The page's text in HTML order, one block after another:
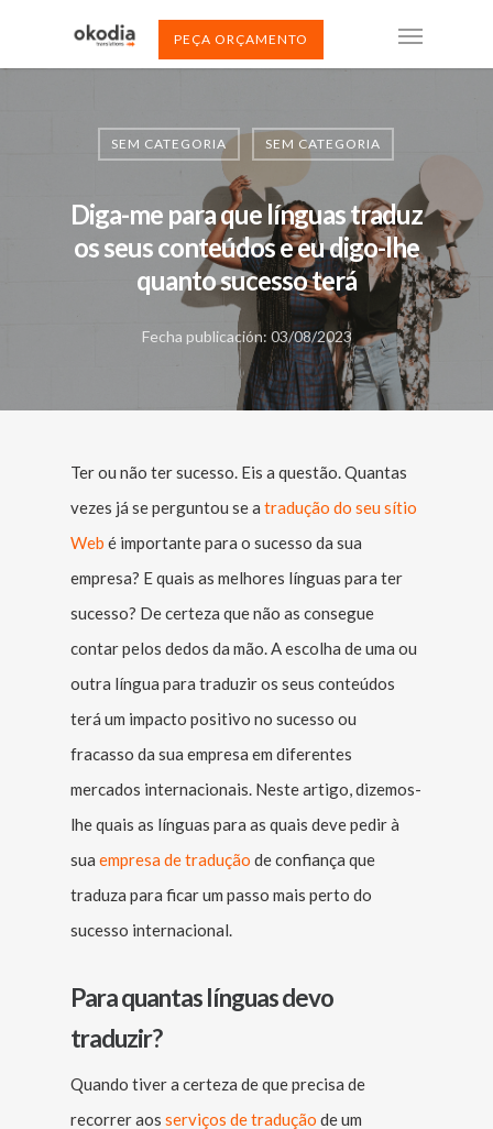
PEÇA ORÇAMENTO
SEM CATEGORIA SEM CATEGORIA
Diga-me para que línguas traduz
os seus conteúdos e eu digo-lhe
quanto sucesso terá
Fecha publicación: 03/08/2023
Ter ou não ter sucesso. Eis a questão. Quantas
vezes já se perguntou se a tradução do seu sítio
Web é importante para o sucesso da sua
empresa? E quais as melhores línguas para ter
sucesso? De certeza que não as consegue
contar pelos dedos da mão. A escolha de uma ou
outra língua para traduzir os seus conteúdos
terá um impacto positivo no sucesso ou
fracasso da sua empresa em diferentes
mercados internacionais. Neste artigo, dizemos-
lhe quais as línguas para as quais deve pedir à
sua empresa de tradução de confiança que
traduza para ficar um passo mais perto do
sucesso internacional.
Para quantas línguas devo
traduzir?
Quando tiver a certeza de que precisa de
recorrer aos serviços de tradução de um